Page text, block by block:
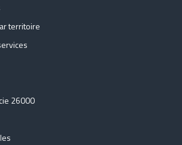
territoire
26000